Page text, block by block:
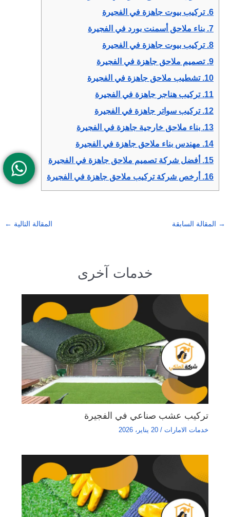
6. تركيب بيوت جاهزة في الفجيرة
7. بناء ملاحق أسمنت بورد في الفجيرة
8. تركيب بيوت جاهزة في الفجيرة
9. تصميم ملاحق جاهزة في الفجيرة
10. تشطيب ملاحق جاهزة في الفجيرة
11. تركيب هناجر جاهزة في الفجيرة
12. تركيب سواتر جاهزة في الفجيرة
13. بناء ملاحق خارجية جاهزة في الفجيرة
14. مهندس بناء ملاحق جاهزة في الفجيرة
15.
أفضل شركة تصميم ملاحق جاهزة في الفجيرة
16.
أرخص شركة تركيب ملاحق جاهزة في الفجيرة
→ المقالة السابقة المقالة التالية ←
خدمات آخرى
تركيب عشب صناعي في الفجيرة
خدمات الامارات/ 20 يناير، 2026